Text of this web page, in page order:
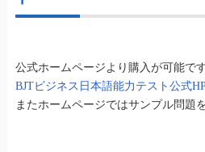
公式ホームページより購入が可能です
BJTビジネス日本語能力テスト公式
またホームページではサンプル問題